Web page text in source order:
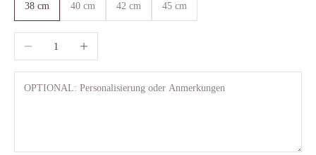
38 cm 40 cm 42 cm 45 cm